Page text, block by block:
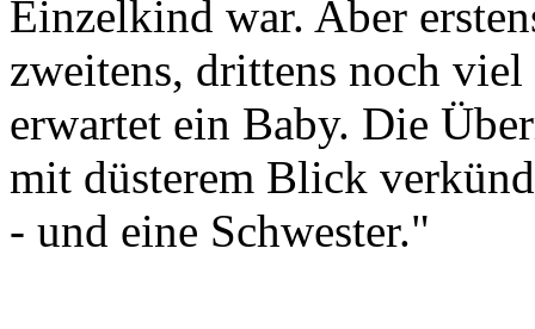
Einzelkind war. Aber
zweitens, drittens noch
erwartet ein Baby. Die
mit düsterem Blick
- und eine Schwester."